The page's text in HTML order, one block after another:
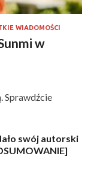
WIADOMOŚCI
w
Sprawdźcie
swój autorski